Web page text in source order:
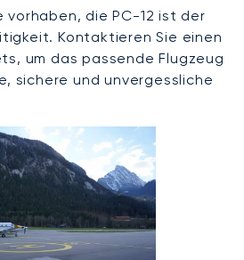
vorhaben, die PC-12 ist der
Kontaktieren Sie einen
um das passende Flugzeug
sichere und unvergessliche